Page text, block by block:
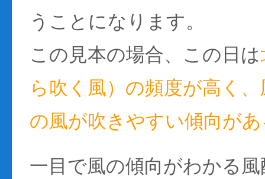
うことになります。
この見本の場合、この日は
ら吹く風）の頻度が高く
の風が吹きやすい傾向が
一目で風の傾向がわかる